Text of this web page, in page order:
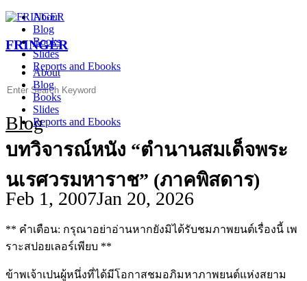
Skip
content
FRINGER
About
Blog
Books
Slides
Reports and Ebooks
About
Blog
Books
Slides
Reports and Ebooks
Search
Blog
บทวิจารณ์หนัง “ตำนานสมเด็จพระ
นเรศวรมหาราช” (ภาคพิสดาร)
Feb 1, 2007Jan 20, 2026
** คำเตือน: กรุณาอย่าอ่านหากยังมิได้รับชมภาพยนต์เรื่องนี้ เพ
ราะสปอยเลอร์เพียบ **
ข้าพเจ้าเปนผู้หนึ่งที่ได้มีโอกาสชมอภิมหาภาพยนต์แห่งสยาม